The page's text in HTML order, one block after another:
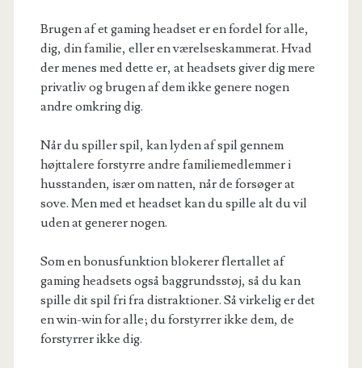
Brugen af et gaming headset er en fordel for alle,
dig, din familie, eller en værelseskammerat. Hvad
der menes med dette er, atheadsets giver dig mere
privatliv og brugen af dem ikke genere nogen
andre omkring dig.
Når du spiller spil, kan lyden af spil gennem
højttalere forstyrre andre familiemedlemmer i
husstanden, især om natten, når de forsøger at
sove. Men med et headset kan du spille alt du vil
uden at generer nogen.
Som en bonusfunktion blokerer flertallet af
gaming headsets også baggrundsstøj, så du kan
spille dit spil fri fra distraktioner. Så virkelig er det
en win-win for alle; du forstyrrer ikke dem, de
forstyrrer ikke dig.